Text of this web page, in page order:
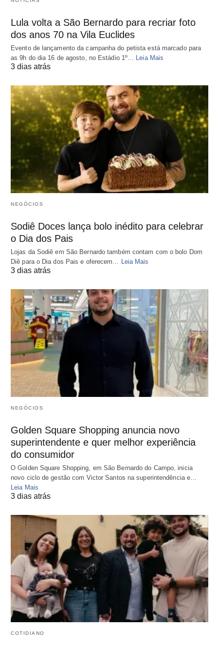
Lula volta a São Bernardo para recriar foto
dos anos 70 na Vila Euclides
Evento de lançamento da campanha do petista está marcado para
as 9h do dia 16 de agosto, no Estádio 1º… Leia Mais
3 dias atrás
NEGÓCIOS
Sodiê Doces lança bolo inédito para celebrar
o Dia dos Pais
Lojas da Sodiê em São Bernardo também contam com o bolo Dom
Diê para o Dia dos Pais e oferecem… Leia Mais
3 dias atrás
NEGÓCIOS
Golden Square Shopping anuncia novo
superintendente e quer melhor experiência
do consumidor
O Golden Square Shopping, em São Bernardo do Campo, inicia
novo ciclo de gestão com Victor Santos na superintendência e…
Leia Mais
3 dias atrás
COTIDIANO